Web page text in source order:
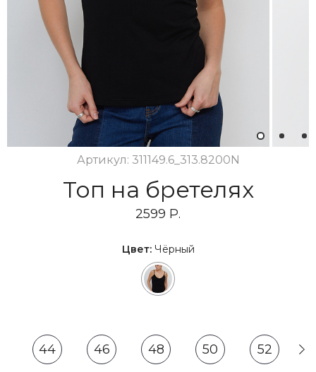
1
Артикул: 311149.6_313.8200N
Топ на бретелях
2599 Р.
Цвет:Чёрный
44 46 48 50 52